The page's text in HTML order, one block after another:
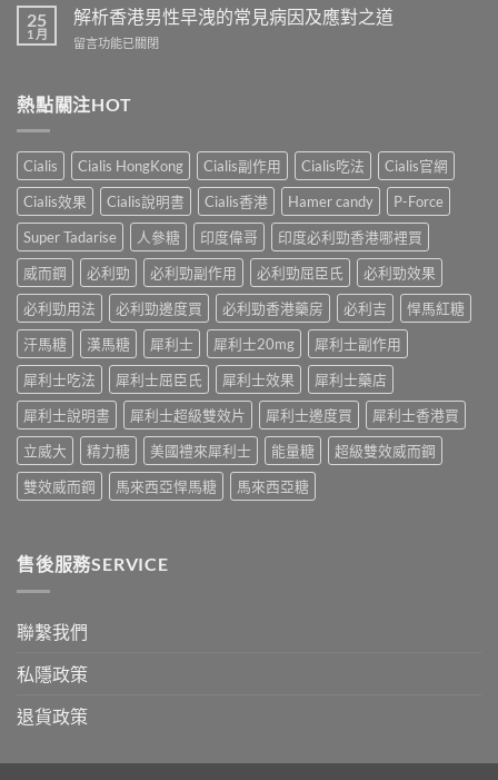
–
專
陽
產
購
物
平
台〉
中
防
洩
面
中
港
男
性
早
小
妙
招〉
中
25
1 月
解析香港男性早洩的常見病因及應對之道
在
香
港
性
早
洩
的
常
見
因
及
應
之
道〉
中
留言功能已關閉
熱點關注HOT
Cialis Cialis HongKong Cialis副作用 Cialis吃法
Cialis官網
Cialis效果
Cialis說明書 Cialis香港 Hamer candy
P-Force
Super Tadarise
人參糖 印度偉哥
印度必利勁香港哪裡買
威而鋼
必利勁 必利勁副作用 必利勁屈臣氏
必利勁效果
必利勁用法
必利勁邊度買 必利勁香港藥房 必利吉
悍馬紅糖
汗馬糖
漢馬糖 犀利士 犀利士20mg
犀利士副作用
犀利士吃法
犀利士屈臣氏 犀利士效果
犀利士藥店
犀利士說明書
犀利士超級雙效片 犀利士邊度買
犀利士香港買
立威大
精力糖 美國禮來犀利士 能量糖
超級雙效威而鋼
雙效威而鋼
馬來西亞悍馬糖 馬來西亞糖
售後服務SERVICE
聯繫我們
私隱政策
退貨政策